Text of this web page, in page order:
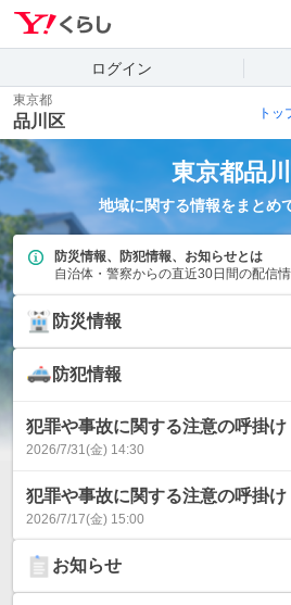
ログイン
東京都
品川区 トッ
東京都品
地域に関する情報をまとめ
防災情報、防犯情報、お知らせとは
自治体・警察からの直近30日間の配信情
防災情報
防犯情報
犯罪や事故に関する注意の呼掛け
2026/7/31(金) 14:30
犯罪や事故に関する注意の呼掛け
2026/7/17(金) 15:00
お知らせ